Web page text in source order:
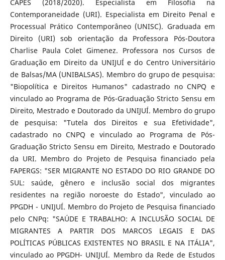
CAPES (2018/2020). Especialista em Filosofia na
Contemporaneidade (URI). Especialista em Direito Penal e
Processual Prático Contemporâneo (UNISC). Graduada em
Direito (URI) sob orientação da Professora Pós-Doutora
Charlise Paula Colet Gimenez. Professora nos Cursos de
Graduação em Direito da UNIJUÍ e do Centro Universitário
de Balsas/MA (UNIBALSAS). Membro do grupo de pesquisa:
"Biopolítica e Direitos Humanos" cadastrado no CNPQ e
vinculado ao Programa de Pós-Graduação Stricto Sensu em
Direito, Mestrado e Doutorado da UNIJUÍ. Membro do grupo
de pesquisa: "Tutela dos Direitos e sua Efetividade",
cadastrado no CNPQ e vinculado ao Programa de Pós-
Graduação Stricto Sensu em Direito, Mestrado e Doutorado
da URI. Membro do Projeto de Pesquisa financiado pela
FAPERGS: "SER MIGRANTE NO ESTADO DO RIO GRANDE DO
SUL: saúde, gênero e inclusão social dos migrantes
residentes na região noroeste do Estado", vinculado ao
PPGDH - UNIJUÍ. Membro do Projeto de Pesquisa financiado
pelo CNPq: "SAÚDE E TRABALHO: A INCLUSÃO SOCIAL DE
MIGRANTES A PARTIR DOS MARCOS LEGAIS E DAS
POLÍTICAS PÚBLICAS EXISTENTES NO BRASIL E NA ITÁLIA",
vinculado ao PPGDH- UNIJUÍ. Membro da Rede de Estudos